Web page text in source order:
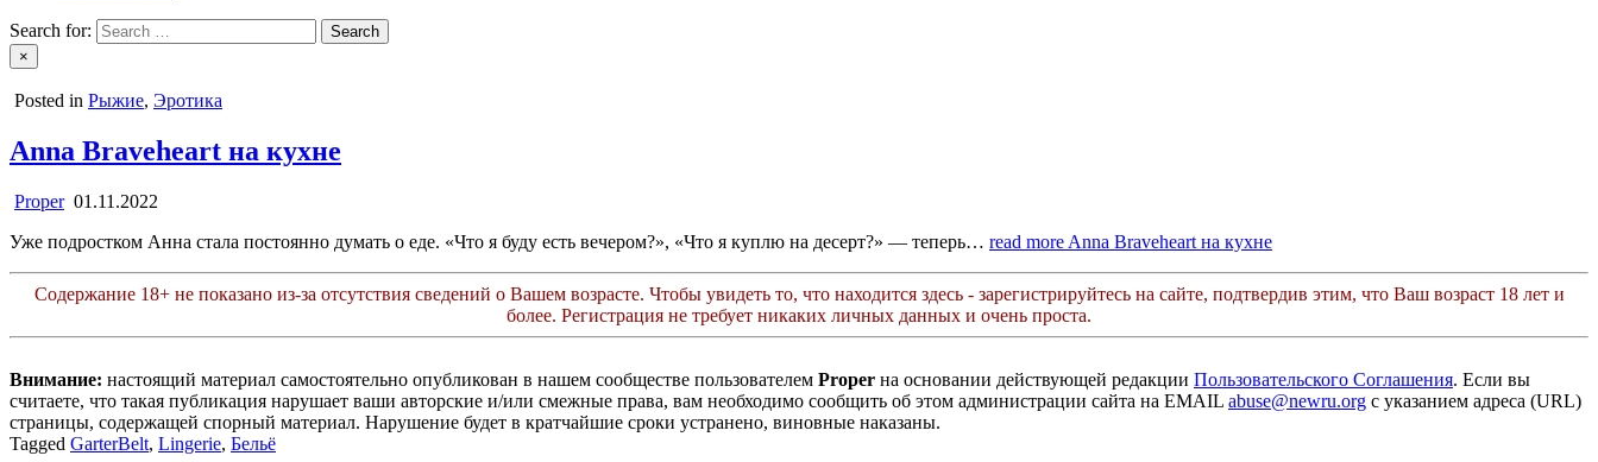
Search for:
×
Posted in Рыжие, Эротика
Anna Braveheart на кухне
Proper 01.11.2022
Уже подростком Анна стала постоянно думать о еде. «Что я буду есть вечером?», «Что я куплю на десерт?» — теперь… read more Anna Braveheart на кухне
Содержание 18+ не показано из-за отсутствия сведений о Вашем возрасте. Чтобы увидеть то, что находится здесь - зарегистрируйтесь на сайте, подтвердив этим, что Ваш возраст 18 лет и
более. Регистрация не требует никаких личных данных и очень проста.
Внимание: настоящий материал самостоятельно опубликован в нашем сообществе пользователем Proper на основании действующей редакции Пользовательского Соглашения. Если вы
считаете, что такая публикация нарушает ваши авторские и/или смежные права, вам необходимо сообщить об этом администрации сайта на EMAIL abuse@newru.org с указанием адреса (URL)
страницы, содержащей спорный материал. Нарушение будет в кратчайшие сроки устранено, виновные наказаны.
Tagged GarterBelt, Lingerie, Бельё